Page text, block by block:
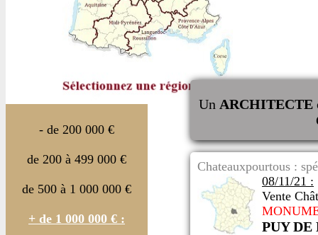
- de 200 000 €
de 200 à 499 000 €
de 500 à 1 000 000 €
+ de 1 000 000 € :
Un ARCHITECTE
Chateauxpourtous :
08/11/21 :
Vente
PUY DE